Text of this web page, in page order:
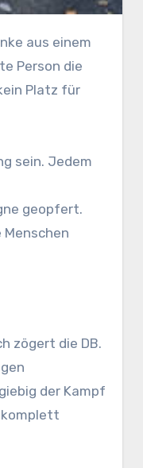
Person die
Platz für
sein. Jedem
geopfert.
zögert die DB.
der Kampf
komplett